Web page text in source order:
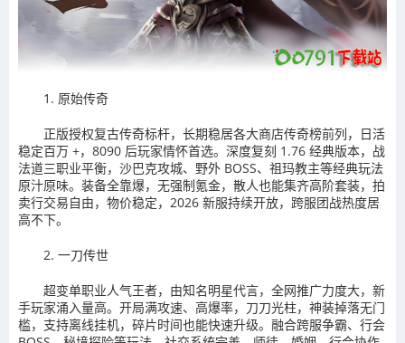
1. 原始传奇
正版授权复古传奇标杆，长期稳居各大商店传奇榜前列，日活
稳定百万 +，8090 后玩家情怀首选。深度复刻 1.76 经典版本，战
法道三职业平衡，沙巴克攻城、野外 BOSS、祖玛教主等经典玩法
原汁原味。装备全靠爆，无强制氪金，散人也能集齐高阶套装，拍
卖行交易自由，物价稳定，2026 新服持续开放，跨服团战热度居
高不下。
2. 一刀传世
超变单职业人气王者，由知名明星代言，全网推广力度大，新
手玩家涌入量高。开局满攻速、高爆率，刀刀光柱，神装掉落无门
槛，支持离线挂机，碎片时间也能快速升级。融合跨服争霸、行会